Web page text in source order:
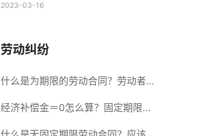
2023-03-16
劳动纠纷
什么是为期限的劳动合同？劳动者解
除合同的15种情形
经济补偿金＝0怎么算？固定期限劳